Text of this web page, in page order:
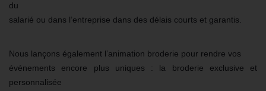
du
salarié ou dans l’entreprise dans des délais courts et garantis.
Nous lançons également l’animation broderie pour rendre vos
événements encore plus uniques : la broderie exclusive et
personnalisée